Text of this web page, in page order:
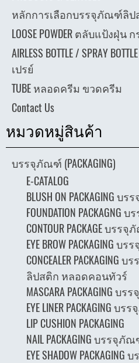
หลักการเลือกบรรจุภัณฑ์ลิป
LOOSE POWDER ตลับแป้ง
AIRLESS BOTTLE / SPRAY
เปรย์
TUBE หลอดครีม ขวดครีม
Contact Us
หมวดหมู่สินค้า
บรรจุภัณฑ์ (PACKAGING)
E-CATALOG
BLUSH ON
FOUNDATION
CONTOUR PACKAGE บ
EYE BROW
CONCEALER
ลิปสติก หลอดคอนทัวร์
MASCARA PACKAGING
EYE LINER PACKAGING
LIP CUSHION PACKAGING
NAIL PACKAGING บรรจุ
EYE SHADOW